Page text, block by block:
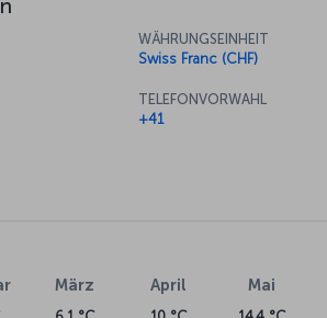
WÄHRUNGSEINHEIT
Swiss Franc (CHF)
TELEFONVORWAHL
+41
März April Mai